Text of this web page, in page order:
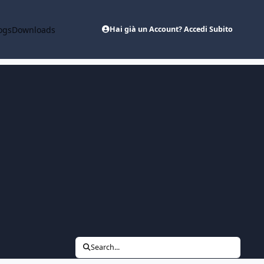
Downloads Hai già un Account? Accedi Subito
Search...